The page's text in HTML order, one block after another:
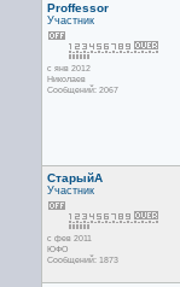
Proffessor
Участник
с янв 2012
Николаев
Сообщений: 2067
СтарыйА
Участник
с фев 2011
ЮФО
Сообщений: 1873